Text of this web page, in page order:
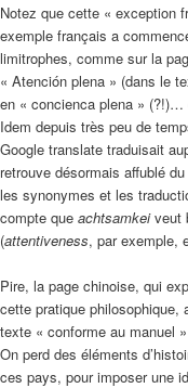
Notez que cette « exception
exemple français a
limitrophes, comme sur la
« Atención plena » (dans le
en « concienca plena » (?!)…
Idem depuis très peu de
Google translate traduisait
retrouve désormais affublé
les synonymes et les
compte que achtsamkeiveut
(attentiveness, par exemple,
Pire, la page chinoise, qui
cette pratique philosophique,
texte « conforme au manuel
On perd des éléments
ces pays, pour imposer une